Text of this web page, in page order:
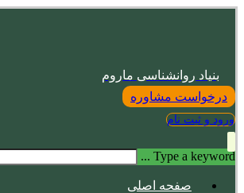
بنیاد روانشناسی ماروم
درخواست مشاوره
ورود و ثبت نام
Type a keyword ...
صفحه اصلی